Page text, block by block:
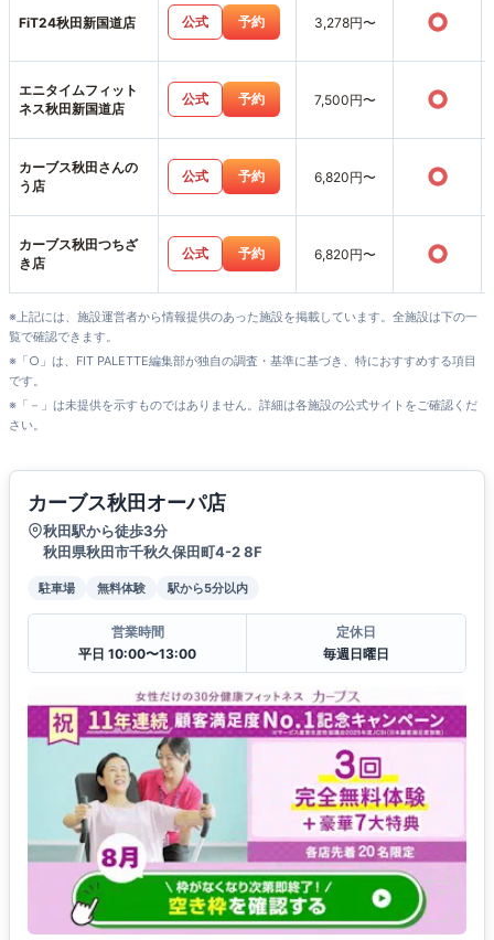
FiT24秋田新国道店 公式 予約 3,278円〜 ○
エニタイムフィット
ネス秋田新国道店
公式 予約 7,500円〜 ○
カーブス秋田さんの
う店
公式 予約 6,820円〜 ○
カーブス秋田つちざ
き店
公式 予約 6,820円〜 ○
※上記には、施設運営者から情報提供のあった施設を掲載しています。全施設は下の一
覧で確認できます。
※「○」は、FIT PALETTE編集部が独自の調査・基準に基づき、特におすすめする項目
です。
※「－」は未提供を示すものではありません。詳細は各施設の公式サイトをご確認くだ
さい。
カーブス秋田オーパ店
秋田駅から徒歩3分
秋田県秋田市千秋久保田町4-2 8F
駐車場 無料体験 駅から5分以内
営業時間
平日 10:00〜13:00
定休日
毎週日曜日